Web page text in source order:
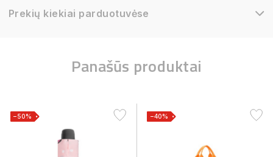
Prekių kiekiai parduotuvėse
Panašūs produktai
−50% −40%